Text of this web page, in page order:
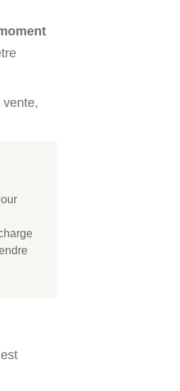
vente,